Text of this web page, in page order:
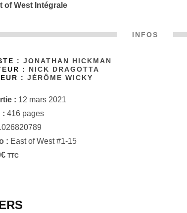
of West Intégrale
INFOS
: JONATHAN HICKMAN
:
NICK DRAGOTTA
: JÉRÔME WICKY
: 12 mars 2021
: 416 pages
: East of West #1-15
€ TTC